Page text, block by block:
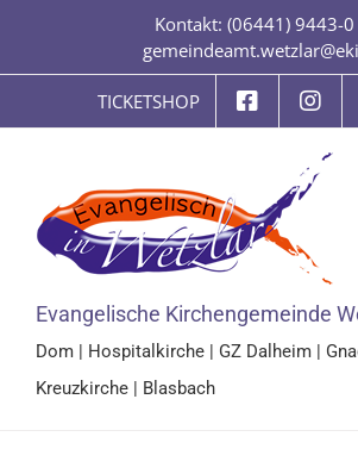
springen
Kontakt: (06441) 9443-0
TICKETSHOP
Evangelische Kirchengemeinde
Dom | Hospitalkirche | GZ Dalheim |
Kreuzkirche | Blasbach